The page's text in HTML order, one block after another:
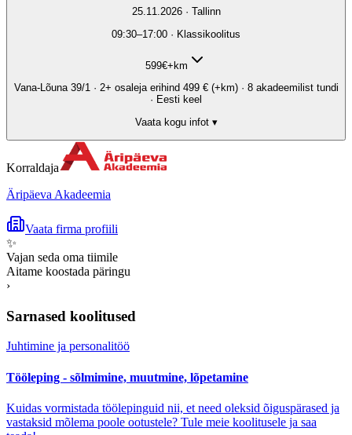
25.11.2026 · Tallinn
09:30–17:00 · Klassikoolitus
599€+km
Vana-Lõuna 39/1 · 2+ osaleja erihind 499 € (+km) · 8 akadeemilist tundi
· Eesti keel
Vaata kogu infot ▾
Korraldaja
Äripäeva Akadeemia
Vaata firma profiili
✨
Vajan seda oma tiimile
Aitame koostada päringu
›
Sarnased koolitused
Juhtimine ja personalitöö
Tööleping - sõlmimine, muutmine, lõpetamine
Kuidas vormistada töölepinguid nii, et need oleksid õiguspärased ja
vastaksid mõlema poole ootustele? Tule meie koolitusele ja saa